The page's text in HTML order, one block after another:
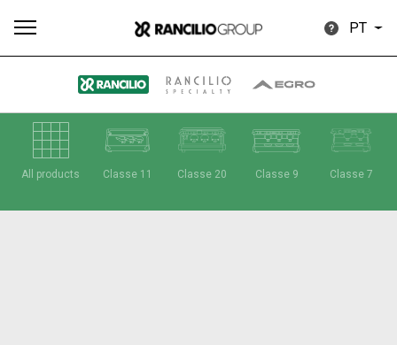
PT
All products Classe 11 Classe 20 Classe 9 Classe 7
Todos Produtos Notícias Descarregar Mais